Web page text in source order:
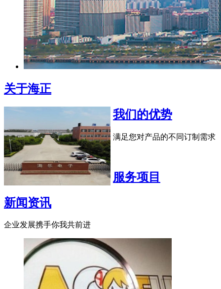
关于海正
我们的优势
满足您对产品的不同订制需求
服务项目
新闻资讯
企业发展携手你我共前进